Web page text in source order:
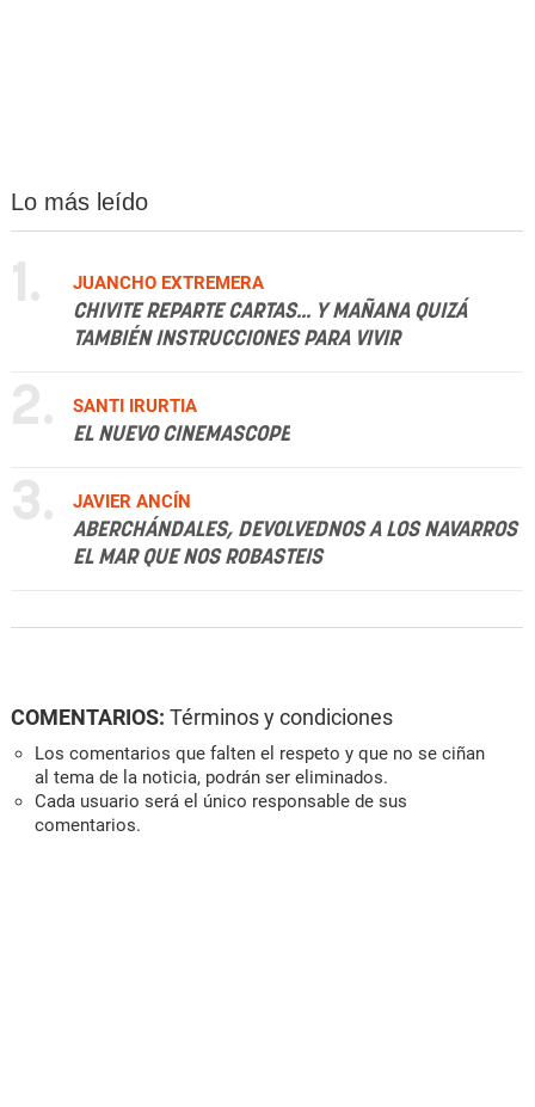
Lo más leído
1.
JUANCHO EXTREMERA
CHIVITE REPARTE CARTAS... Y MAÑANA QUIZÁ
TAMBIÉN INSTRUCCIONES PARA VIVIR
2.
SANTI IRURTIA
EL NUEVO CINEMASCOPE
3.
JAVIER ANCÍN
ABERCHÁNDALES, DEVOLVEDNOS A LOS NAVARROS
EL MAR QUE NOS ROBASTEIS
COMENTARIOS: Términos y condiciones
Los comentarios que falten el respeto y que no se ciñan
al tema de la noticia, podrán ser eliminados.
Cada usuario será el único responsable de sus
comentarios.